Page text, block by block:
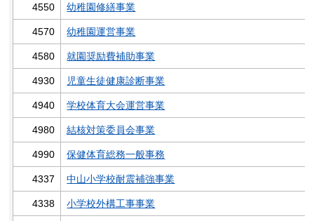
4550 幼稚園修繕事業
4570 幼稚園運営事業
4580 就園奨励費補助事業
4930 児童生徒健康診断事業
4940 学校体育大会運営事業
4980 結核対策委員会事業
4990 保健体育総務一般事務
4337 中山小学校耐震補強事業
4338 小学校外構工事事業